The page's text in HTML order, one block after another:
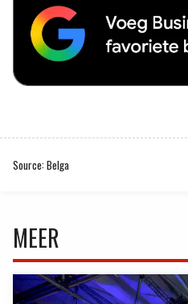
Source: Belga
MEER